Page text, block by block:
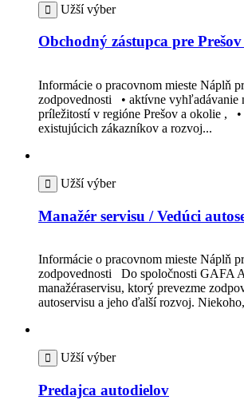
Užší výber
Obchodný zástupca pre
Informácie o pracovnom mieste Náplň
zodpovednosti • aktívne vyhľadávanie
príležitostí v regióne Prešov a okolie ,
existujúcich zákazníkov a rozvoj...
Užší výber
Manažér servisu / Vedúci
Informácie o pracovnom mieste Náplň
zodpovednosti Do spoločnosti GAFA
manažéraservisu, ktorý prevezme
autoservisu a jeho ďalší rozvoj.
Užší výber
Predajca autodielov